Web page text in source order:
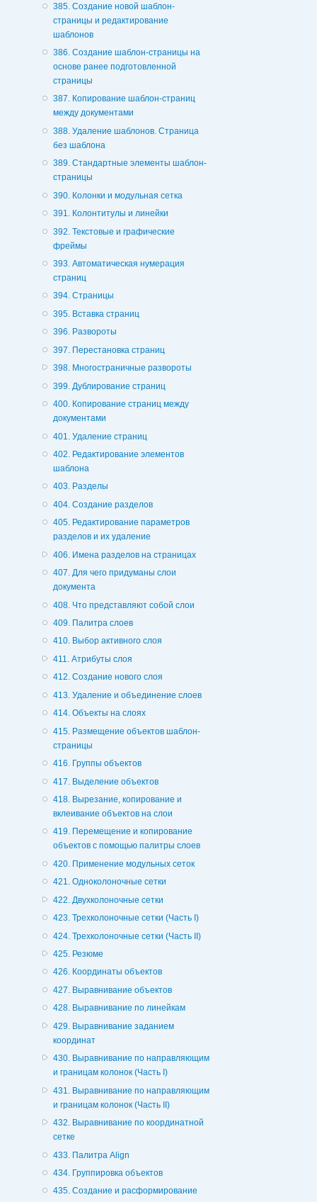
385. Создание новой шаблон-
страницы и редактирование
шаблонов
386. Создание шаблон-страницы на
основе ранее подготовленной
страницы
387. Копирование шаблон-страниц
между документами
388. Удаление шаблонов. Страница
без шаблона
389. Стандартные элементы шаблон-
страницы
390. Колонки и модульная сетка
391. Колонтитулы и линейки
392. Текстовые и графические
фреймы
393. Автоматическая нумерация
страниц
394. Страницы
395. Вставка страниц
396. Развороты
397. Перестановка страниц
398. Многостраничные развороты
399. Дублирование страниц
400. Копирование страниц между
документами
401. Удаление страниц
402. Редактирование элементов
шаблона
403. Разделы
404. Создание разделов
405. Редактирование параметров
разделов и их удаление
406. Имена разделов на страницах
407. Для чего придуманы слои
документа
408. Что представляют собой слои
409. Палитра слоев
410. Выбор активного слоя
411. Атрибуты слоя
412. Создание нового слоя
413. Удаление и объединение слоев
414. Объекты на слоях
415. Размещение объектов шаблон-
страницы
416. Группы объектов
417. Выделение объектов
418. Вырезание, копирование и
вклеивание объектов на слои
419. Перемещение и копирование
объектов с помощью палитры слоев
420. Применение модульных сеток
421. Одноколоночные сетки
422. Двухколоночные сетки
423. Трехколоночные сетки (Часть I)
424. Трехколоночные сетки (Часть II)
425. Резюме
426. Координаты объектов
427. Выравнивание объектов
428. Выравнивание по линейкам
429. Выравнивание заданием
координат
430. Выравнивание по направляющим
и границам колонок (Часть I)
431. Выравнивание по направляющим
и границам колонок (Часть II)
432. Выравнивание по координатной
сетке
433. Палитра Align
434. Группировка объектов
435. Создание и расформирование